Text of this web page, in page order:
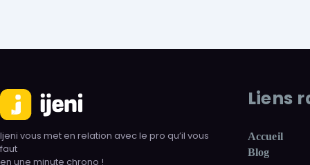
Ijeni vous met en relation avec le pro qu’il vous
faut
en une minute chrono !
Liens
Accueil
Blog